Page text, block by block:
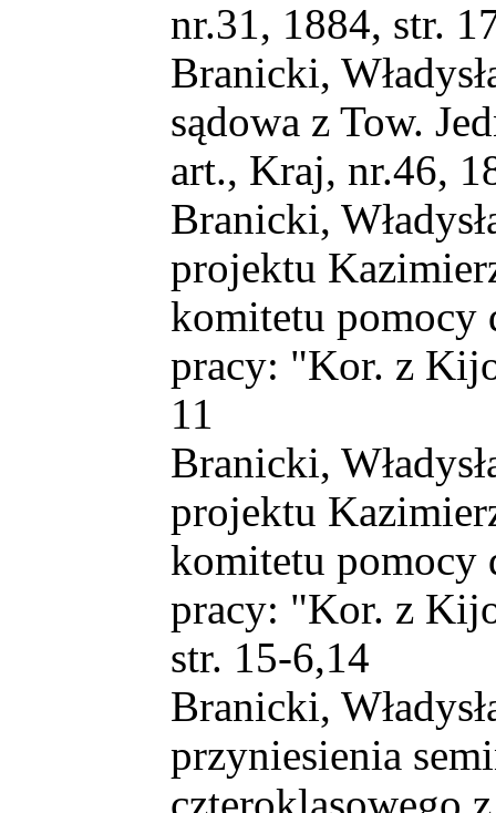
nr.31, 1884, str.
Branicki,
sądowa z Tow.
art., Kraj, nr.46,
Branicki,
projektu
komitetu pomocy
pracy: "Kor. z
11
Branicki,
projektu
komitetu pomocy
pracy: "Kor. z
str. 15-6,14
Branicki,
przyniesienia